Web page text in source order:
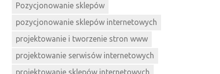
Pozycjonowanie sklepów
pozycjonowanie sklepów internetowych
projektowanie i tworzenie stron www
projektowanie serwisów internetowych
projektowanie sklepów internetowych